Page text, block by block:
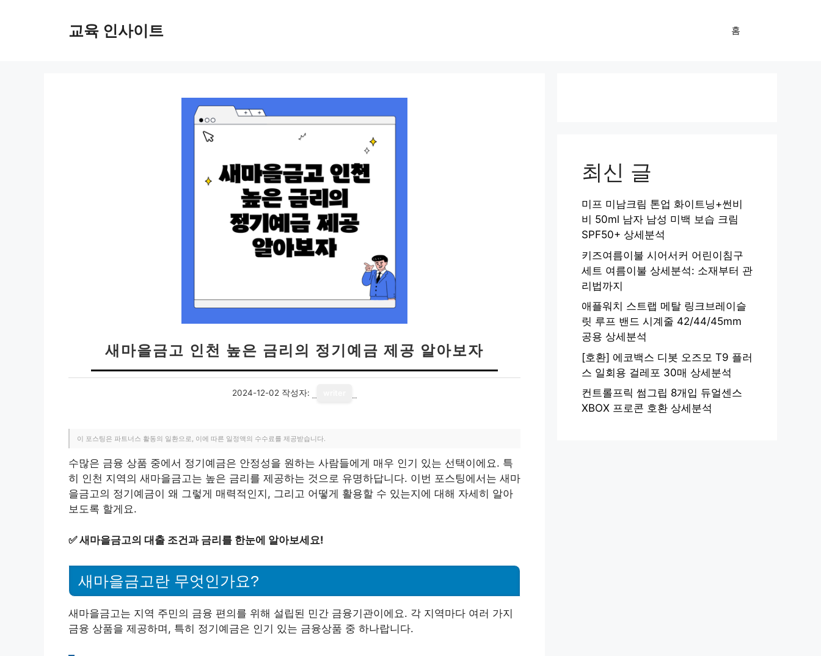
교육 인사이트 홈
새마을금고 인천 높은 금리의 정기예금 제공 알아보자
2024-12-02 작성자:
이 포스팅은 파트너스 활동의 일환으로, 이에 따른 일정액의 수수료를 제공받습니다.
수많은 금융 상품 중에서 정기예금은 안정성을 원하는 사람들에게 매우 인기 있는 선택이에요. 특
히 인천 지역의 새마을금고는 높은 금리를 제공하는 것으로 유명하답니다. 이번 포스팅에서는 새마
을금고의 정기예금이 왜 그렇게 매력적인지, 그리고 어떻게 활용할 수 있는지에 대해 자세히 알아
보도록 할게요.
✅새마을금고의 대출 조건과 금리를 한눈에 알아보세요!
새마을금고란 무엇인가요?
새마을금고는 지역 주민의 금융 편의를 위해 설립된 민간 금융기관이에요. 각 지역마다 여러 가지
금융 상품을 제공하며, 특히 정기예금은 인기 있는 금융상품 중 하나랍니다.
최신 글
미프 미남크림 톤업 화이트닝+썬비
비 50ml 남자 남성 미백 보습 크림
SPF50+ 상세분석
키즈여름이불 시어서커 어린이침구
세트 여름이불 상세분석: 소재부터 관
리법까지
애플워치 스트랩 메탈 링크브레이슬
릿 루프 밴드 시계줄 42/44/45mm
공용 상세분석
[호환] 에코백스 디봇 오즈모 T9 플러
스 일회용 걸레포 30매 상세분석
컨트롤프릭 썸그립 8개입 듀얼센스
XBOX 프로콘 호환 상세분석